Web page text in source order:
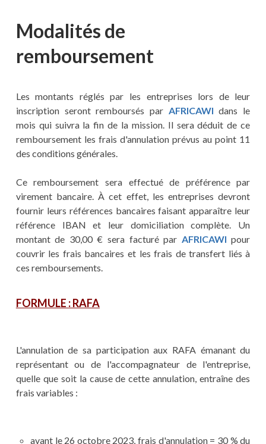
Modalités de
remboursement
Les montants réglés par les entreprises lors de leur
inscription seront remboursés par AFRICAWIdans le
mois qui suivra la fin de la mission. Il sera déduit de ce
remboursement les frais d'annulation prévus au point 11
des conditions générales.
Ce remboursement sera effectué de préférence par
virement bancaire. À cet effet, les entreprises devront
fournir leurs références bancaires faisant apparaître leur
référence IBAN et leur domiciliation complète. Un
montant de 30,00 € sera facturé par AFRICAWIpour
couvrir les frais bancaires et les frais de transfert liés à
ces remboursements.
FORMULE : RAFA
L'annulation de sa participation aux RAFA émanant du
représentant ou de l'accompagnateur de l'entreprise,
quelle que soit la cause de cette annulation, entraîne des
frais variables :
avant le 26 octobre 2023, frais d'annulation = 30 % du